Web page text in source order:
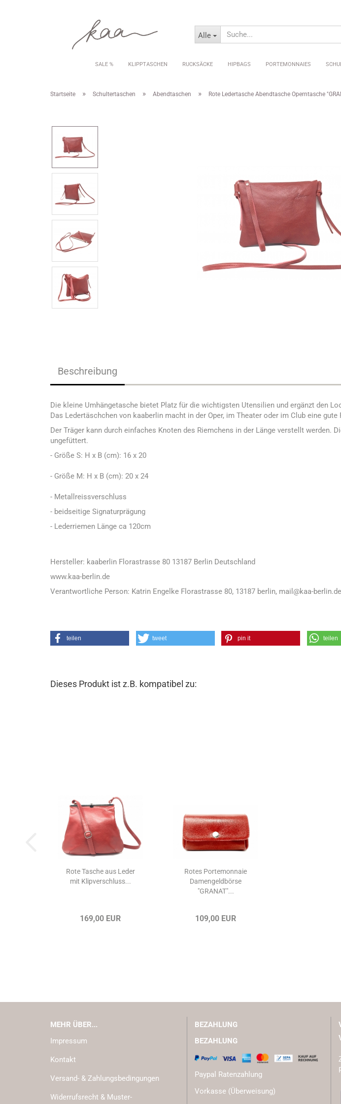
Alle
SALE % KLIPPTASCHEN RUCKSÄCKE HIPBAGS PORTEMONNAIES
Startseite » Schultertaschen » Abendtaschen » Rote Ledertasche Abendtasche Operntasche
Beschreibung
Die kleine Umhängetasche bietet Platz für die wichtigsten Utensilien und ergänzt den
Das Ledertäschchen von kaaberlin macht in der Oper, im Theater oder im Club eine gute
Der Träger kann durch einfaches Knoten des Riemchens in der Länge verstellt werden.
ungefüttert.
- Größe S: H x B (cm): 16 x 20
- Größe M: H x B (cm): 20 x 24
- Metallreissverschluss
- beidseitige Signaturprägung
- Lederriemen Länge ca 120cm
Hersteller: kaaberlin Florastrasse 80 13187 Berlin Deutschland
www.kaa-berlin.de
Verantwortliche Person: Katrin Engelke Florastrasse 80, 13187 berlin, mail@kaa-berlin.de
teilen tweet pin it teilen
Dieses Produkt ist z.B. kompatibel zu:
Rote Tasche aus Leder
mit Klipverschluss...
169,00 EUR
Rotes Portemonnaie
Damengeldbörse
"GRANAT"...
109,00 EUR
MEHR ÜBER...
Impressum
Kontakt
Versand- & Zahlungsbedingungen
Widerrufsrecht & Muster-
BEZAHLUNG
BEZAHLUNG
Paypal Ratenzahlung
Vorkasse (Überweisung)